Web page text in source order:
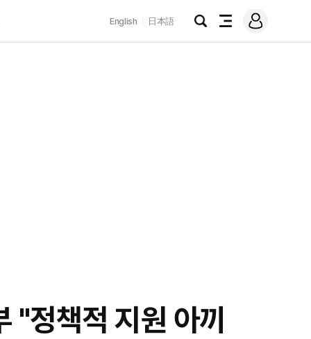
English 日本語
검
전
메
그
정책적 지원 아끼